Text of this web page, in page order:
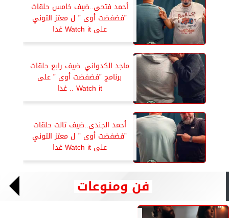
أحمد فتحى..ضيف خامس حلقات
”فضفضت أوى ” ل معتز التوني
على Watch it غدا
ماجد الكدواني..ضيف رابع حلقات
برنامج ”فضفضت أوى ” على
Watch it .. غدا
أحمد الجندى..ضيف ثالت حلقات
”فضفضت أوى ” ل معتز التوني
على Watch it غدا
فن ومنوعات